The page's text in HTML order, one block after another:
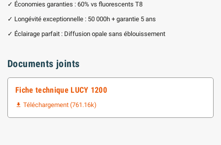
✓ Économies garanties : 60% vs fluorescents T8
✓ Longévité exceptionnelle : 50 000h + garantie 5 ans
✓ Éclairage parfait : Diffusion opale sans éblouissement
Documents joints
Fiche technique LUCY 1200
 Téléchargement (761.16k)